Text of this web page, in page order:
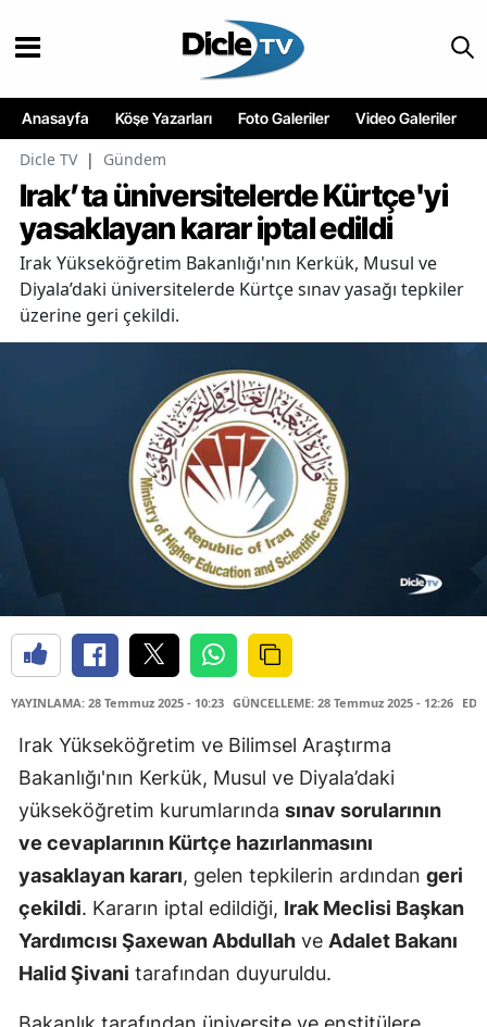
Anasayfa Köşe Yazarları Foto Galeriler Video Galeriler
Dicle TV | Gündem
Irak’ta üniversitelerde Kürtçe'yi
yasaklayan karar iptal edildi
Irak Yükseköğretim Bakanlığı'nın Kerkük, Musul ve
Diyala’daki üniversitelerde Kürtçe sınav yasağı tepkiler
üzerine geri çekildi.
YAYINLAMA: 28 Temmuz 2025 - 10:23 GÜNCELLEME: 28 Temmuz 2025 - 12:26
Irak Yükseköğretim ve Bilimsel Araştırma
Bakanlığı'nın Kerkük, Musul ve Diyala’daki
yükseköğretim kurumlarında sınav sorularının
ve cevaplarının Kürtçe hazırlanmasını
yasaklayan kararı, gelen tepkilerin ardından geri
çekildi. Kararın iptal edildiği, Irak Meclisi Başkan
Yardımcısı Şaxewan Abdullah ve Adalet Bakanı
Halid Şivani tarafından duyuruldu.